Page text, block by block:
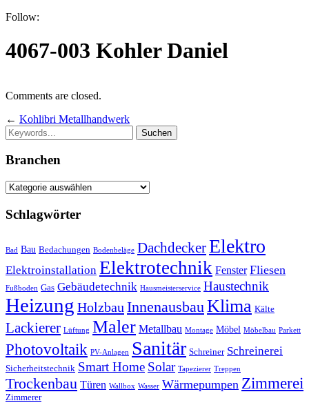
Follow:
4067-003 Kohler Daniel
Comments are closed.
← Kohlibri Metallhandwerk
Suchen
Branchen
Branchen
Schlagwörter
Bad Bau Bedachungen Bodenbeläge DachdeckerElektro
Elektroinstallation Elektrotechnik Fenster Fliesen
Fußboden Gas Gebäudetechnik Hausmeisterservice Haustechnik
Heizung Holzbau Innenausbau Klima Kälte
Lackierer Lüftung Maler Metallbau Montage Möbel Möbelbau Parkett
Photovoltaik PV-Anlagen Sanitär Schreiner Schreinerei
Sicherheitstechnik Smart Home Solar Tapezierer Treppen
Trockenbau Türen Wallbox Wasser Wärmepumpen Zimmerei
Zimmerer